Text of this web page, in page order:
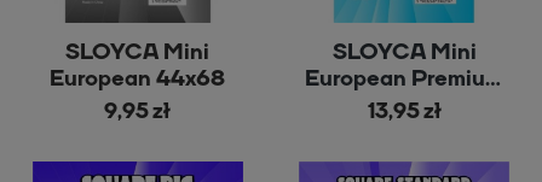
SLOYCA Mini
European 44x68
9,95 zł
SLOYCA Mini
European Premium
44x68
13,95 zł